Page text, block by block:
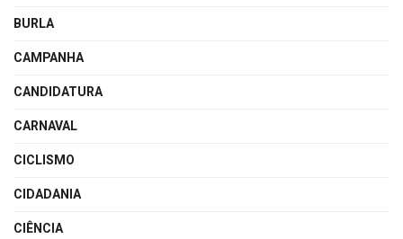
BURLA
CAMPANHA
CANDIDATURA
CARNAVAL
CICLISMO
CIDADANIA
CIÊNCIA